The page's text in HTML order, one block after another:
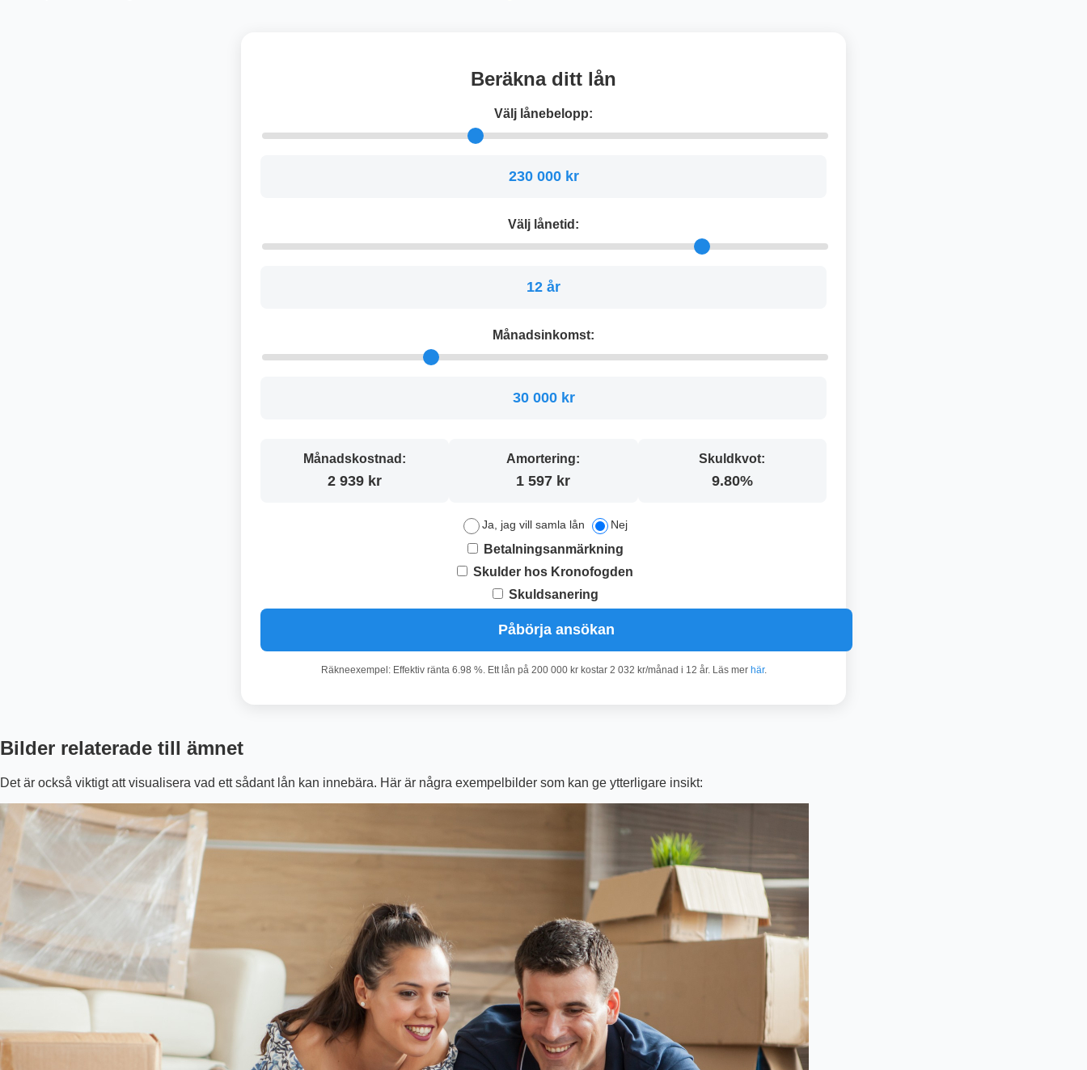
Beräkna ditt lån
Välj lånebelopp:
230 000 kr
Välj lånetid:
12 år
Månadsinkomst:
30 000 kr
Månadskostnad:
2 939 kr
Amortering:
1 597 kr
Skuldkvot:
9.80%
Ja, jag vill samla lån Nej
Betalningsanmärkning
Skulder hos Kronofogden
Skuldsanering
Påbörja ansökan
Räkneexempel: Effektiv ränta 6.98 %. Ett lån på 200 000 kr kostar 2 032 kr/månad i 12 år. Läs mer här.
Bilder relaterade till ämnet
Det är också viktigt att visualisera vad ett sådant lån kan innebära. Här är några exempelbilder som kan ge ytterligare insikt: